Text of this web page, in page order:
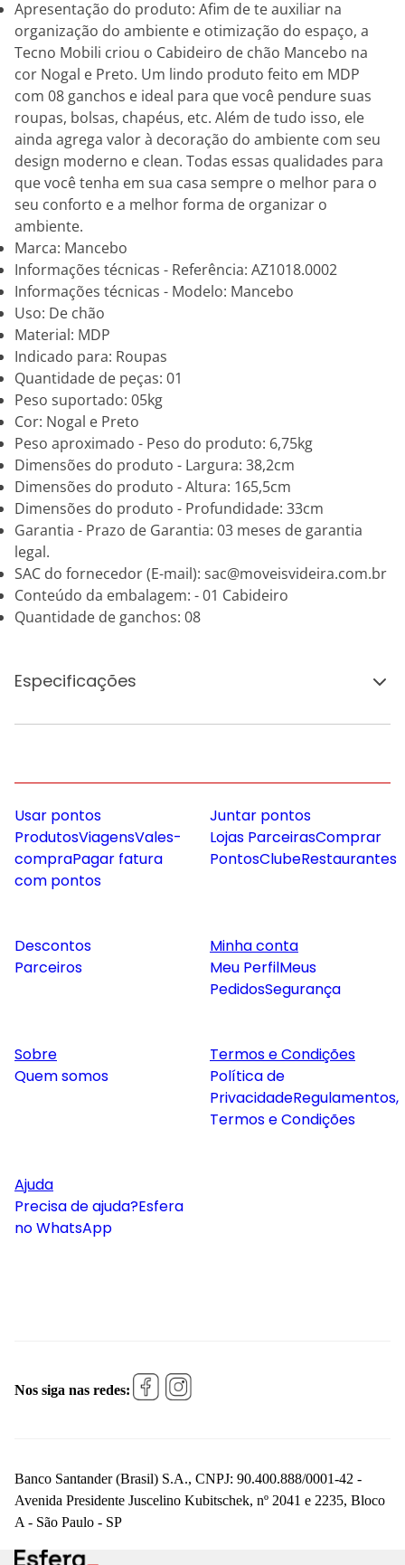
Apresentação do produto: Afim de te auxiliar na
organização do ambiente e otimização do espaço, a
Tecno Mobili criou o Cabideiro de chão Mancebo na
cor Nogal e Preto. Um lindo produto feito em MDP
com 08 ganchos e ideal para que você pendure suas
roupas, bolsas, chapéus, etc. Além de tudo isso, ele
ainda agrega valor à decoração do ambiente com seu
design moderno e clean. Todas essas qualidades para
que você tenha em sua casa sempre o melhor para o
seu conforto e a melhor forma de organizar o
ambiente.
Marca: Mancebo
Informações técnicas - Referência: AZ1018.0002
Informações técnicas - Modelo: Mancebo
Uso: De chão
Material: MDP
Indicado para: Roupas
Quantidade de peças: 01
Peso suportado: 05kg
Cor: Nogal e Preto
Peso aproximado - Peso do produto: 6,75kg
Dimensões do produto - Largura: 38,2cm
Dimensões do produto - Altura: 165,5cm
Dimensões do produto - Profundidade: 33cm
Garantia - Prazo de Garantia: 03 meses de garantia
legal.
SAC do fornecedor (E-mail): sac@moveisvideira.com.br
Conteúdo da embalagem: - 01 Cabideiro
Quantidade de ganchos: 08
Especificações
Usar pontos
ProdutosViagensVales-
compraPagar fatura
com pontos
Juntar pontos
Lojas ParceirasComprar
PontosClubeRestaurantes
Descontos
Parceiros
Minha conta
Meu PerfilMeus
PedidosSegurança
Sobre
Quem somos
Termos e Condições
Política de
PrivacidadeRegulamentos,
Termos e Condições
Ajuda
Precisa de ajuda?Esfera
no WhatsApp
Nos siga nas redes:
Banco Santander (Brasil) S.A., CNPJ: 90.400.888/0001-42 -
Avenida Presidente Juscelino Kubitschek, nº 2041 e 2235, Bloco
A - São Paulo - SP